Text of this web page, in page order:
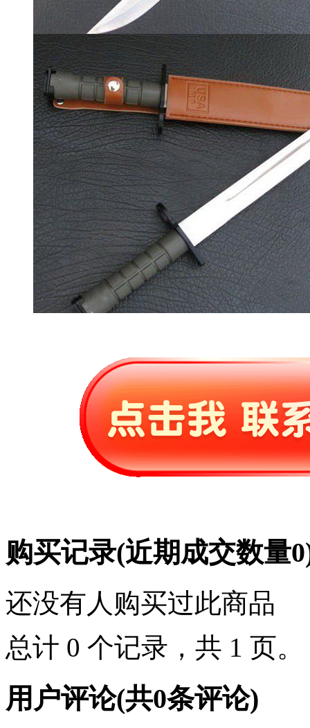
购买记录(近期成交数量0
还没有人购买过此商品
总计 0 个记录，共 1 页。
用户评论(共0条评论)